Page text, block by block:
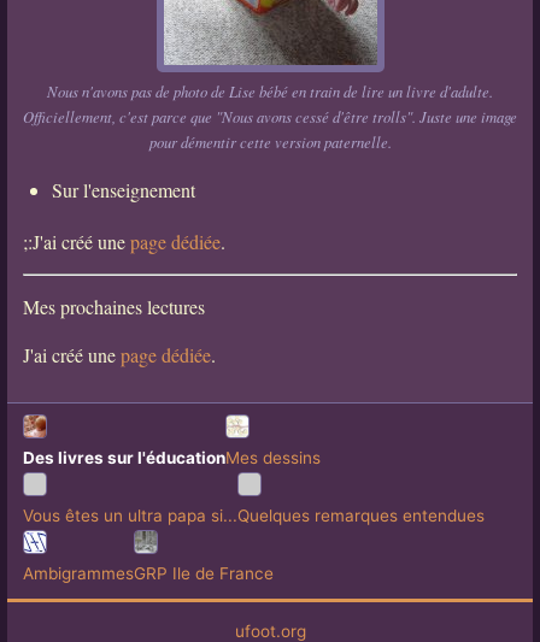
Nous n'avons pas de photo de Lise bébé en train de lire un livre d'adulte.
Officiellement, c'est parce que "Nous avons cessé d'être trolls". Juste une image
pour démentir cette version paternelle.
Sur l'enseignement
;:J'ai créé unepage dédiée.
Mes prochaines lectures
J'ai créé unepage dédiée.
Des livres sur l'éducationMes dessins
Vous êtes un ultra papa si...Quelques remarques entendues
AmbigrammesGRP Ile de France
ufoot.org